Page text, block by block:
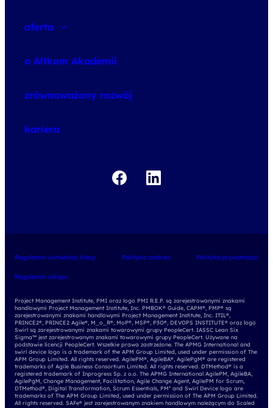
oferta
o Altkom Akademii
zrównoważony rozwój
kariera
Regulamin wirtualnej klasy Polityka cookies Polityka prywatności
Regulamin sklepu
Project Management Institute, PMI oraz logo PMI R.E.P. są zarejestrowanymi znakami
handlowymi Project Management Institute, Inc. PMBOK® Guide, CAPM®, PMP® są
zarejestrowanymi znakami handlowymi Project Management Institute, Inc. ITIL®,
PRINCE2®, PRINCE2 Agile®, M_o_R®, MoP®, MSP®, P3O®, DEVOPS INSTITUTE® oraz logo
Swirl są zarejestrowanymi znakami towarowymi grupy PeopleCert. IASSC Lean Six
Sigma™ jest zarejestrowanym znakami towarowymi grupy PeopleCert. Używane na
podstawie licencji PeopleCert. Wszelkie prawa zastrzeżone. The APMG International and
swirl device logo is a trademark of the APM Group Limited, used under permission of The
APM Group Limited. All rights reserved. AgilePM®, AgileBA®, AgilePgM® are registered
trademarks of Agile Business Consortium Limited. All rights reserved. DTMethod® is a
registered trademark of Inprogress Sp. z o.o. The APMG International AgilePM, AgileBA,
AgilePgM, Change Management, Facilitation, Agile Change Agent, AgilePM for Scrum,
DTMethod®, Digital Transformation, Scrum Essentials, PM² and Swirl Device logo are
trademarks of The APM Group Limited, used under permission of The APM Group Limited.
All rights reserved. SAFe® jest zarejestrowanym znakiem handlowym należącym do Scaled